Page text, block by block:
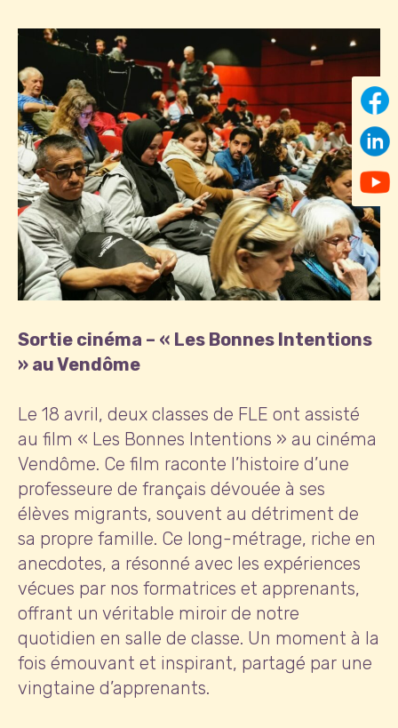
Sortie cinéma – « Les Bonnes Intentions
» au Vendôme
Le 18 avril, deux classes de FLE ont assisté
au film « Les Bonnes Intentions » au cinéma
Vendôme. Ce film raconte l’histoire d’une
professeure de français dévouée à ses
élèves migrants, souvent au détriment de
sa propre famille. Ce long-métrage, riche en
anecdotes, a résonné avec les expériences
vécues par nos formatrices et apprenants,
offrant un véritable miroir de notre
quotidien en salle de classe. Un moment à la
fois émouvant et inspirant, partagé par une
vingtaine d’apprenants.